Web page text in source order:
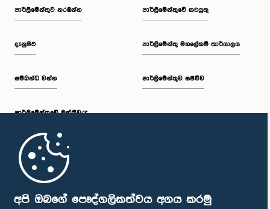
අපි ඔබගේ පෞද්ගලිකත්වය අගය කරමු
පාර්ලි‌මේන්තුව නරඹන්න
දැනුමට
සම්බන්ධ වන්න
පාර්ලි‌මේන්තුවේ මන්ත්‍රීවරු
මුල් පිටුව
පාර්ලිමේන්තුවේ කටයුතු
පාර්ලිමේන්තු මහලේකම් කාර්යාලය
පාර්ලිමේන්තුව සජීවීව
පාර්ලිමේන්තු ජංගම යෙදුම